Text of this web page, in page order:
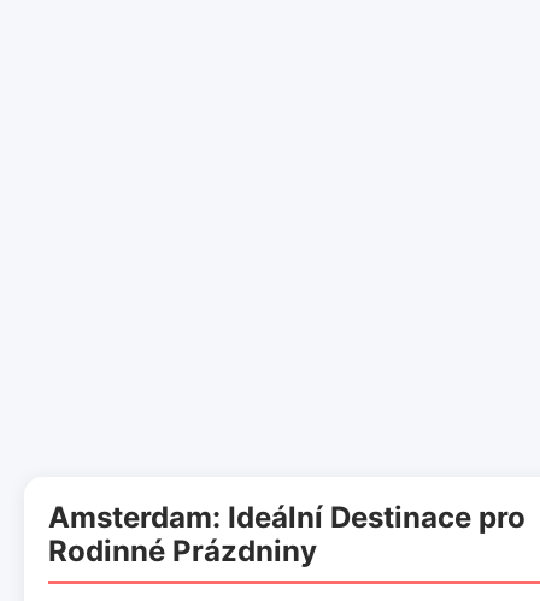
Amsterdam: Ideální Destinace pro
Rodinné Prázdniny